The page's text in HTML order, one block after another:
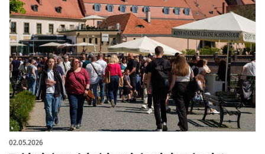
02.05.2026
artykuł z galerią zdjęć